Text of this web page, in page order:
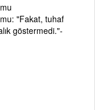
"Fakat, tuhaf
göstermedi."-